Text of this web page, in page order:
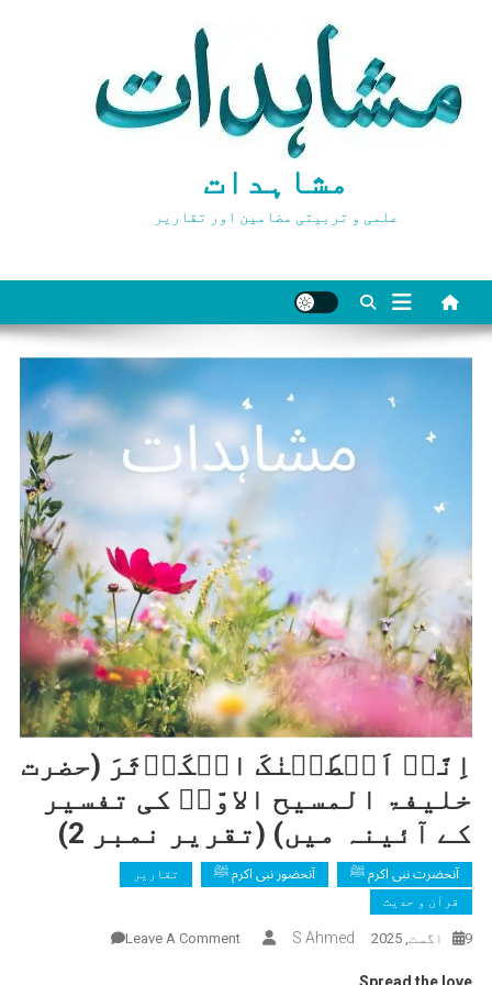
مشاہدات
علمی و تربیتی مضامین اور تقاریر
اِنَّاۤ اَعۡطَیۡنٰکَ الۡکَوۡثَرَ (حضرت
خلیفۃ المسیح الاوّلؓ کی تفسیر
کے آئینہ میں) (تقریر نمبر 2)
آنحضرت نبی اکرم ﷺ آنحضور نبی اکرم ﷺ
تقاریر
قرآن و حدیث
9 اگست, 2025 S Ahmed
Leave A Comment
Spread the love